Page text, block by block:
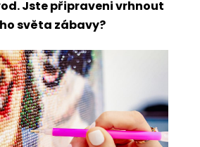
Jste připraveni vrhnout
světa zábavy?